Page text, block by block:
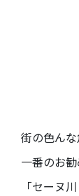
街の色ん
一番のお
「セーヌ